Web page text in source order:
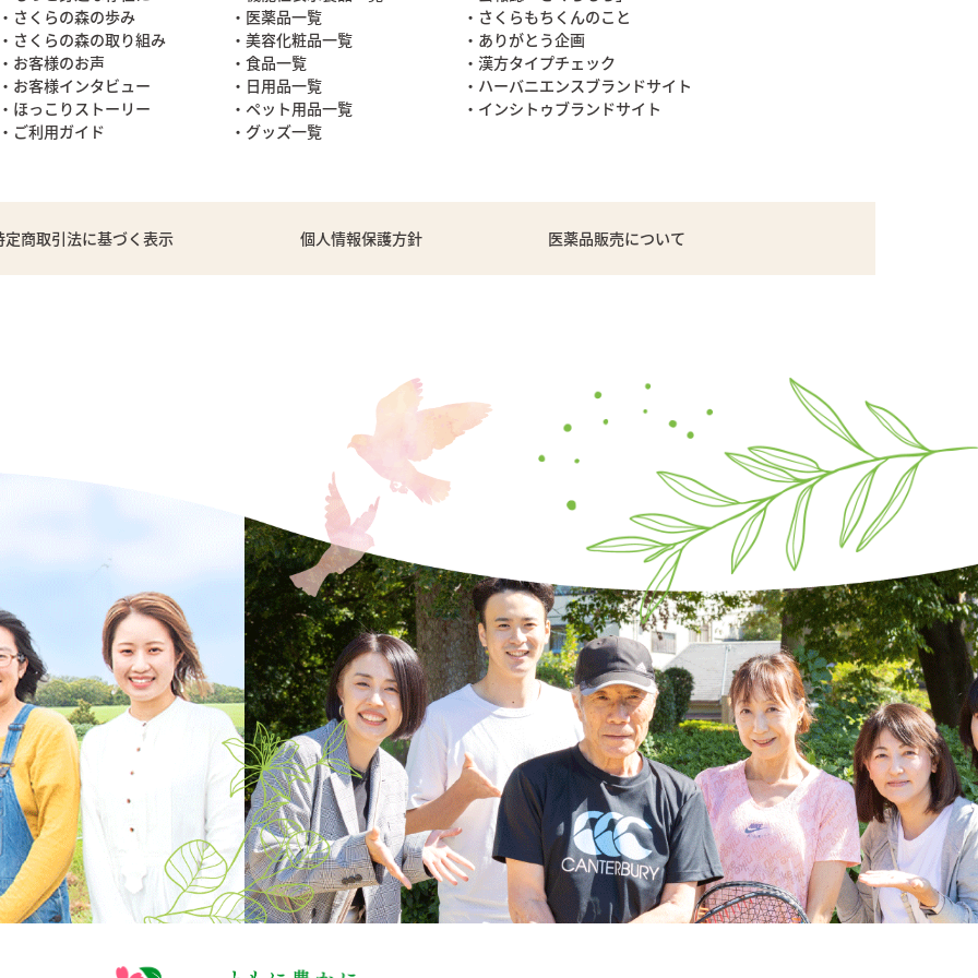
さくらの森の歩み
さくらの森の取り組み
お客様のお声
お客様インタビュー
ほっこりストーリー
ご利用ガイド
・医薬品一覧
・美容化粧品一覧
・食品一覧
・日用品一覧
・ペット用品一覧
・グッズ一覧
・さくらもちくんのこと
・ありがとう企画
・漢方タイプチェック
・ハーバニエンスブランドサイト
・インシトゥブランドサイト
定商取引法に基づく表示 個人情報保護方針 医薬品販売について